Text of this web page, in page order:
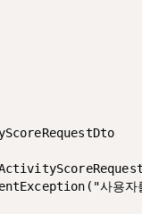
사용자